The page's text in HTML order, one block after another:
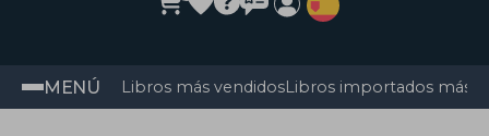
MENÚ Libros más vendidosLibros importados más